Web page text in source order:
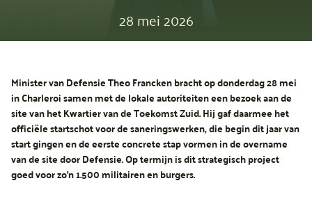
28 mei 2026
Minister van Defensie Theo Francken bracht op donderdag 28 mei
in Charleroi samen met de lokale autoriteiten een bezoek aan de
site van het Kwartier van de Toekomst Zuid. Hij gaf daarmee het
officiële startschot voor de saneringswerken, die begin dit jaar van
start gingen en de eerste concrete stap vormen in de overname
van de site door Defensie. Op termijn is dit strategisch project
goed voor zo’n 1.500 militairen en burgers.